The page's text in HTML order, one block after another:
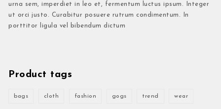
urna sem, imperdiet in leo et, fermentum luctus ipsum. Integer
ut orci justo. Curabitur posuere rutrum condimentum. In
porttitor ligula vel bibendum dictum
Product tags
bags cloth fashion gogs trend wear